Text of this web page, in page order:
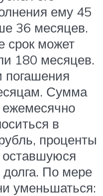
ему 45
36 месяцев.
срок может
180 месяцев.
погашения
Сумма
ежемесячно
в
проценты
долга. По мере
уменьшаться: